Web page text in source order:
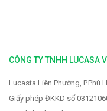
CÔNG TY TNHH LUCASA
Lucasta Liên Phường, P.Phú
Giấy phép ĐKKD số